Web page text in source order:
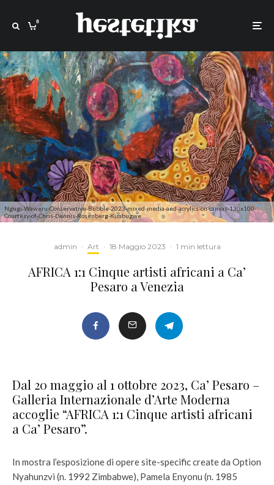
0
Ngugi-Waweru-Conservative-Bubble-2023-mixed-media-and-acrylics-on-canvas-130x100-
Courtesy-of-Chris-Dennis-Rosenberg-Kimbugwe
admin · Art · 18 Maggio 2023 · 1 min lettura
AFRICA 1:1 Cinque artisti africani a Ca’
Pesaro a Venezia
Dal 20 maggio al 1 ottobre 2023, Ca’ Pesaro –
Galleria Internazionale d’Arte Moderna
accoglie “AFRICA 1:1 Cinque artisti africani
a Ca’ Pesaro”.
In mostra l’esposizione di opere site-specific create da Option
Nyahunzvi (n. 1992 Zimbabwe), Pamela Enyonu (n. 1985